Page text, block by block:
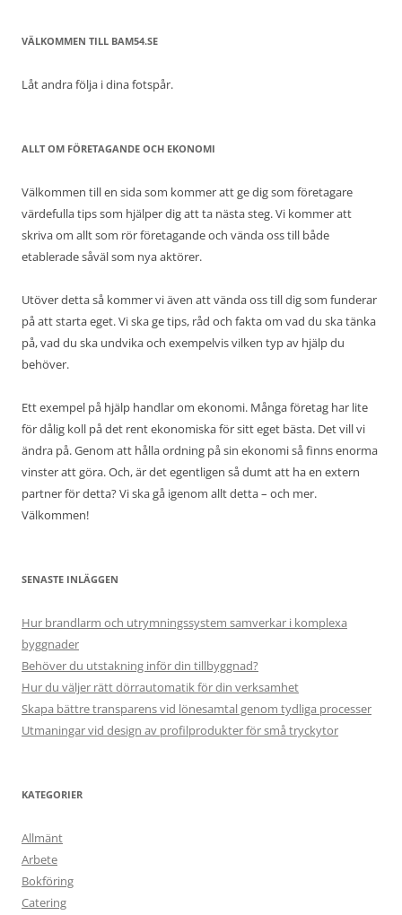
VÄLKOMMEN TILL BAM54.SE
Låt andra följa i dina fotspår.
ALLT OM FÖRETAGANDE OCH EKONOMI
Välkommen till en sida som kommer att ge dig som företagare
värdefulla tips som hjälper dig att ta nästa steg. Vi kommer att
skriva om allt som rör företagande och vända oss till både
etablerade såväl som nya aktörer.
Utöver detta så kommer vi även att vända oss till dig som funderar
på att starta eget. Vi ska ge tips, råd och fakta om vad du ska tänka
på, vad du ska undvika och exempelvis vilken typ av hjälp du
behöver.
Ett exempel på hjälp handlar om ekonomi. Många företag har lite
för dålig koll på det rent ekonomiska för sitt eget bästa. Det vill vi
ändra på. Genom att hålla ordning på sin ekonomi så finns enorma
vinster att göra. Och, är det egentligen så dumt att ha en extern
partner för detta? Vi ska gå igenom allt detta – och mer.
Välkommen!
SENASTE INLÄGGEN
Hur brandlarm och utrymningssystem samverkar i komplexa
byggnader
Behöver du utstakning inför din tillbyggnad?
Hur du väljer rätt dörrautomatik för din verksamhet
Skapa bättre transparens vid lönesamtal genom tydliga processer
Utmaningar vid design av profilprodukter för små tryckytor
KATEGORIER
Allmänt
Arbete
Bokföring
Catering